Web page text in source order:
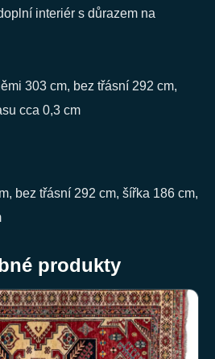
interiér s důrazem na
303 cm, bez třásní 292 cm,
cca 0,3 cm
bez třásní 292 cm, šířka 186 cm,
produkty